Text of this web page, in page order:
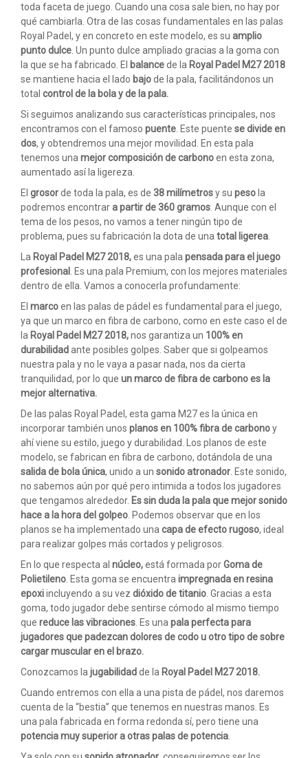
toda faceta de juego. Cuando una cosa sale bien, no hay por
qué cambiarla. Otra de las cosas fundamentales en las palas
Royal Padel, y en concreto en este modelo, es su amplio
punto dulce . Un punto dulce ampliado gracias a la goma con
la que se ha fabricado. El balancede la Royal Padel M27 2018
se mantiene hacia el lado bajode la pala, facilitándonos un
total control de la bola y de la pala.
Si seguimos analizando sus características principales, nos
encontramos con el famoso puente . Este puente se divide en
dos, y obtendremos una mejor movilidad. En esta pala
tenemos una mejor composición de carbonoen esta zona,
aumentado así la ligereza.
El grosorde toda la pala, es de 38 milímetrosy su pesola
podremos encontrara partir de 360 gramos . Aunque con el
tema de los pesos, no vamos a tener ningún tipo de
problema, pues su fabricación la dota de una total ligerea
La Royal Padel M27 2018,es una pala pensada para el juego
profesional . Es una pala Premium, con los mejores materiales
dentro de ella. Vamos a conocerla profundamente:
El marcoen las palas de pádel es fundamental para el juego,
ya que un marco en fibra de carbono, como en este caso el de
la Royal Padel M27 2018,nos garantiza un 100% en
durabilidadante posibles golpes. Saber que si golpeamos
nuestra pala y no le vaya a pasar nada, nos da cierta
tranquilidad, por lo que un marco de fibra de carbono es la
mejor alternativa.
De las palas Royal Padel, esta gama M27 es la única en
incorporar también unos planos en 100% fibra de carbonoy
ahí viene su estilo, juego y durabilidad. Los planos de este
modelo, se fabrican en fibra de carbono, dotándola de una
salida de bola única, unido a un sonido atronador . Este sonido,
no sabemos aún por qué pero intimida a todos los jugadores
que tengamos alrededor. Es sin duda la pala que mejor sonido
hace a la hora del golpeo . Podemos observar que en los
planos se ha implementado una capa de efecto rugoso, ideal
para realizar golpes más cortados y peligrosos.
En lo que respecta al núcleo,está formada porGoma de
Polietileno . Esta goma se encuentra impregnada en resina
epoxiincluyendo a su vez dióxido de titanio . Gracias a esta
goma, todo jugador debe sentirse cómodo al mismo tiempo
que reduce las vibraciones . Es una pala perfecta para
jugadores que padezcan dolores de codo u otro tipo de sobre
cargar muscular en el brazo.
Conozcamos la jugabilidadde la Royal Padel M27 2018.
Cuando entremos con ella a una pista de pádel, nos daremos
cuenta de la “bestia” que tenemos en nuestras manos. Es
una pala fabricada en forma redonda sí, pero tiene una
potencia muy superior a otras palas de potencia